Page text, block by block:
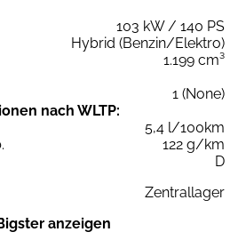
103 kW / 140 PS
Hybrid (Benzin/Elektro)
1.199 cm³
1 (None)
nach WLTP:
5,4 l/100km
122 g/km
D
Zentrallager
anzeigen